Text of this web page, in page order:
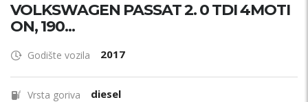
VOLKSWAGEN PASSAT 2. 0 TDI 4MOTI
ON, 190...
Godište vozila 2017
Vrsta goriva diesel